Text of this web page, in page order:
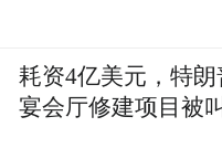
耗资4亿美元，特
宴会厅修建项目被